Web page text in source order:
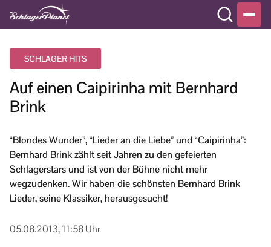
SCHLAGER HITS
Auf einen Caipirinha mit Bernhard
Brink
“Blondes Wunder”, “Lieder an die Liebe” und “Caipirinha”:
Bernhard Brink zählt seit Jahren zu den gefeierten
Schlagerstars und ist von der Bühne nicht mehr
wegzudenken. Wir haben die schönsten Bernhard Brink
Lieder, seine Klassiker, herausgesucht!
05.08.2013, 11:58 Uhr